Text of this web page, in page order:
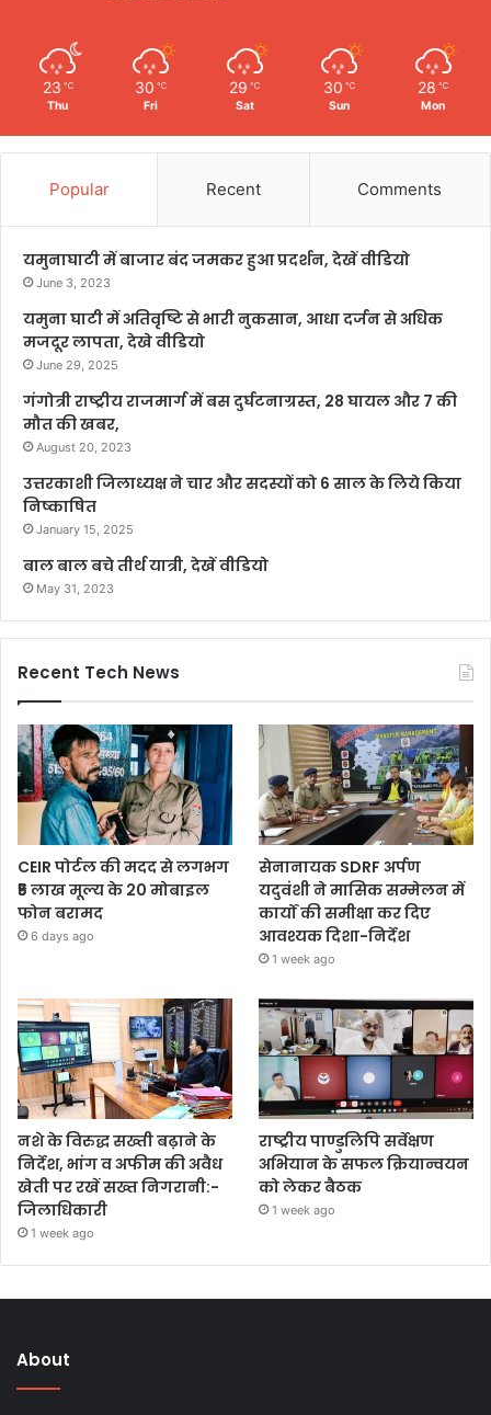
23 ℃
Thu
30 ℃
Fri
29 ℃
Sat
30 ℃
Sun
28 ℃
Mon
Popular Recent Comments
यमुनाघाटी में बाजार बंद जमकर हुआ प्रदर्शन, देखें वीडियो
June 3, 2023
यमुना घाटी में अतिवृष्टि से भारी नुकसान, आधा दर्जन से अधिक
मजदूर लापता, देखे वीडियो
June 29, 2025
गंगोत्री राष्ट्रीय राजमार्ग में बस दुर्घटनाग्रस्त, 28 घायल और 7 की
मौत की खबर,
August 20, 2023
उत्तरकाशी जिलाध्यक्ष ने चार और सदस्यों को 6 साल के लिये किया
निष्काषित
January 15, 2025
बाल बाल बचे तीर्थ यात्री, देखें वीडियो
May 31, 2023
Recent Tech News
CEIR पोर्टल की मदद से लगभग
₹5 लाख मूल्य के 20 मोबाइल
फोन बरामद
6 days ago
सेनानायक SDRF अर्पण
यदुवंशी ने मासिक सम्मेलन में
कार्यों की समीक्षा कर दिए
आवश्यक दिशा-निर्देश
1 week ago
नशे के विरुद्ध सख्ती बढ़ाने के
निर्देश, भांग व अफीम की अवैध
खेती पर रखें सख्त निगरानी:-
जिलाधिकारी
1 week ago
राष्ट्रीय पाण्डुलिपि सर्वेक्षण
अभियान के सफल क्रियान्वयन
को लेकर बैठक
1 week ago
About